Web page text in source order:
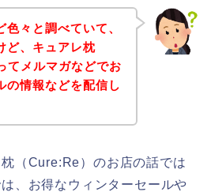
々と調べていて、
ど、キュアレ枕
てメルマガなどでお
の情報などを配信し
（Cure:Re）のお店の話では
、お得なウィンターセールや